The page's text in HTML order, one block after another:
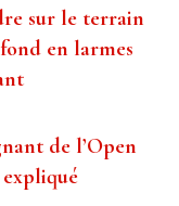
sur le terrain
en larmes
de l’Open